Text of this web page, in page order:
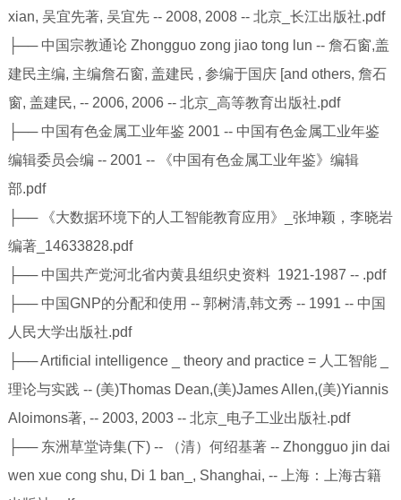
xian, 吴宜先著, 吴宜先 -- 2008, 2008 -- 北京_长江出版社.pdf
├── 中国宗教通论 Zhongguo zong jiao tong lun -- 詹石窗,盖
建民主编, 主编詹石窗, 盖建民 , 参编于国庆 [and others, 詹石
窗, 盖建民, -- 2006, 2006 -- 北京_高等教育出版社.pdf
├── 中国有色金属工业年鉴 2001 -- 中国有色金属工业年鉴
编辑委员会编 -- 2001 -- 《中国有色金属工业年鉴》编辑
部.pdf
├── 《大数据环境下的人工智能教育应用》_张坤颖，李晓岩
编著_14633828.pdf
├── 中国共产党河北省内黄县组织史资料 1921-1987 -- .pdf
├── 中国GNP的分配和使用 -- 郭树清,韩文秀 -- 1991 -- 中国
人民大学出版社.pdf
├── Artificial intelligence _ theory and practice = 人工智能 _
理论与实践 -- (美)Thomas Dean,(美)James Allen,(美)Yiannis
Aloimons著, -- 2003, 2003 -- 北京_电子工业出版社.pdf
├── 东洲草堂诗集(下) -- （清）何绍基著 -- Zhongguo jin dai
wen xue cong shu, Di 1 ban_, Shanghai, -- 上海：上海古籍